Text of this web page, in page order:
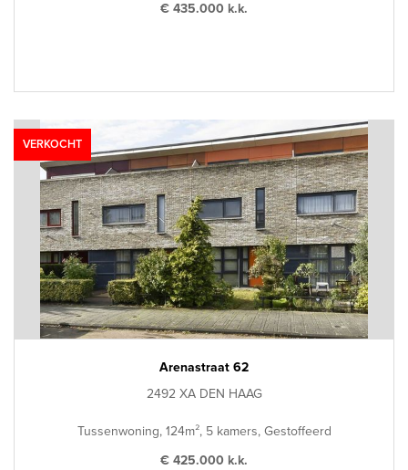
€ 435.000 k.k.
VERKOCHT
Arenastraat 62
2492 XA DEN HAAG
Tussenwoning, 124m², 5 kamers, Gestoffeerd
€ 425.000 k.k.